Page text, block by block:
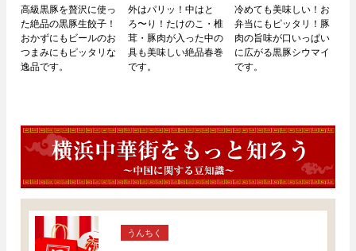
高級黒豚を贅沢に使っ
た絶品の黒豚生餃子！
おかずにもビールのお
つまみにもピッタリな
逸品です。
外はパリッ！中はと
ろ〜り！たけのこ・椎
茸・豚肉が入った中の
具も美味しい絶品春巻
です。
冷めても美味しい！お
弁当にもピッタリ！豚
肉の旨味が口いっぱい
に広がる黒豚シウマイ
です。
うんちく